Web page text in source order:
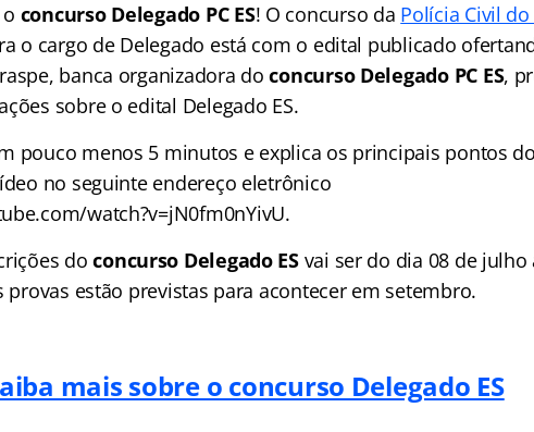
concurso Delegado PC ES! O concurso da Polícia Civil
o cargo de Delegado está com o edital publicado
banca organizadora doconcurso Delegado PC ES,
sobre o edital Delegado ES.
pouco menos 5 minutos e explica os principais pontos
no seguinte endereço eletrônico
watch?v=jN0fm0nYivU.
doconcurso Delegado ESvai ser do dia 08 de julho
provas estão previstas para acontecer em setembro.
mais sobre o concurso Delegado ES